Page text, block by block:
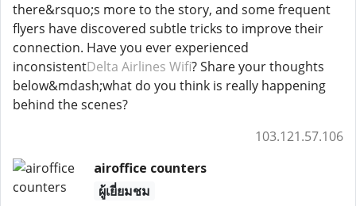
there&rsquo;s more to the story, and some frequent
flyers have discovered subtle tricks to improve their
connection. Have you ever experienced
inconsistentDelta Airlines Wifi? Share your thoughts
below&mdash;what do you think is really happening
behind the scenes?
103.121.57.106
airoffice counters
ผู้เยี่ยมชม